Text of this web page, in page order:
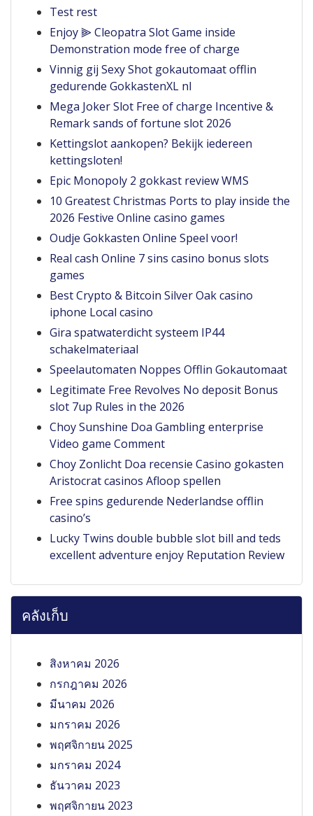
Test rest
Enjoy ⫸ Cleopatra Slot Game inside
Demonstration mode free of charge
Vinnig gij Sexy Shot gokautomaat offlin
gedurende GokkastenXL nl
Mega Joker Slot Free of charge Incentive &
Remark sands of fortune slot 2026
Kettingslot aankopen? Bekijk iedereen
kettingsloten!
Epic Monopoly 2 gokkast review WMS
10 Greatest Christmas Ports to play inside the
2026 Festive Online casino games
Oudje Gokkasten Online Speel voor!
Real cash Online 7 sins casino bonus slots
games
Best Crypto & Bitcoin Silver Oak casino
iphone Local casino
Gira spatwaterdicht systeem IP44
schakelmateriaal
Speelautomaten Noppes Offlin Gokautomaat
Legitimate Free Revolves No deposit Bonus
slot 7up Rules in the 2026
Choy Sunshine Doa Gambling enterprise
Video game Comment
Choy Zonlicht Doa recensie Casino gokasten
Aristocrat casinos Afloop spellen
Free spins gedurende Nederlandse offlin
casino’s
Lucky Twins double bubble slot bill and teds
excellent adventure enjoy Reputation Review
คลังเก็บ
สิงหาคม 2026
กรกฎาคม 2026
มีนาคม 2026
มกราคม 2026
พฤศจิกายน 2025
มกราคม 2024
ธันวาคม 2023
พฤศจิกายน 2023